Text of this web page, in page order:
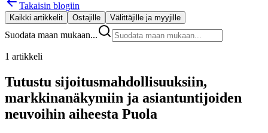
Takaisin blogiin
Kaikki artikkelit Ostajille Välittäjille ja myyjille
Suodata maan mukaan...
1 artikkeli
Tutustu sijoitusmahdollisuuksiin,
markkinanäkymiin ja asiantuntijoiden
neuvoihin aiheesta Puola